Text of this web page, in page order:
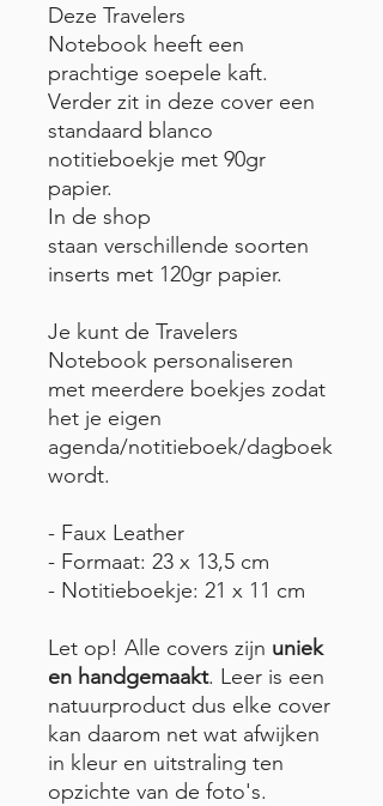
Deze Travelers
Notebook heeft een
prachtige soepele kaft.
Verder zit in deze cover een
standaard blanco
notitieboekje met 90gr
papier.
In de shop
staan verschillende soorten
inserts met 120gr papier.
Je kunt de Travelers
Notebook personaliseren
met meerdere boekjes zodat
het je eigen
agenda/notitieboek/dagboek
wordt.
- Faux Leather
- Formaat: 23 x 13,5 cm
- Notitieboekje: 21 x 11 cm
Let op! Alle covers zijn uniek
en handgemaakt. Leer is een
natuurproduct dus elke cover
kan daarom net wat afwijken
in kleur en uitstraling ten
opzichte van de foto's.